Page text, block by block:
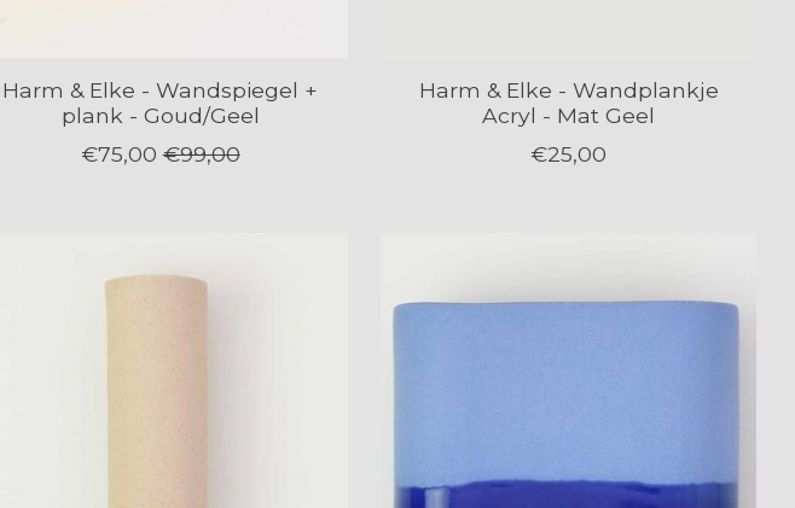
Harm & Elke - Wandspiegel +
plank - Goud/Geel
€75,00 €99,00
Harm & Elke - Wandplankje
Acryl - Mat Geel
€25,00